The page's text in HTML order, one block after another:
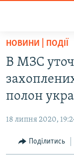
Перейти
основного
матеріалу
до
основної
Перейти
до
ВСЕ ЗА ДОБУ
СУСПІЛЬСТВО
РОСІЙСЬКА
ДОНБАС.РЕАЛІЇ
НОВИНИ | ПОДІЇ
В МЗС
полон
18 липня 2020,
Поділитись